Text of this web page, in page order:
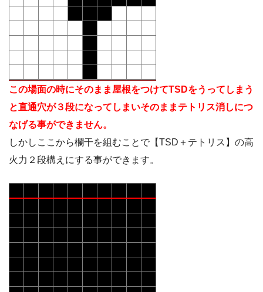
この場面の時にそのまま屋根をつけてTSDをうってしまう
と直通穴が３段になってしまいそのままテトリス消しにつ
なげる事ができません。
しかしここから欄干を組むことで【TSD＋テトリス】の高
火力２段構えにする事ができます。